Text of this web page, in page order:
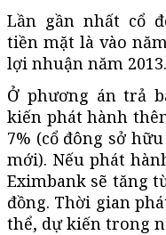
Lần gần nhất cổ
tiền mặt là vào
lợi nhuận năm 2013.
Ở phương án trả
kiến phát hành
7% (cổ đông sở
mới). Nếu phát
Eximbank sẽ tăng
đồng. Thời gian
thể, dự kiến trong